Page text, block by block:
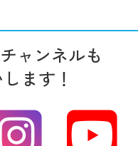
ャンネルも
ます！